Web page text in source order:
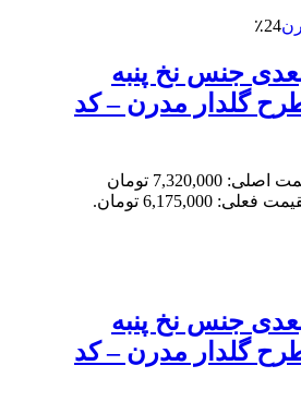
٪24
جنس نخ پنبه
گلدار مدرن – کد
قیمت اصلی: 7,320,000 تومان
فعلی: 6,175,000 تومان.
جنس نخ پنبه
گلدار مدرن – کد